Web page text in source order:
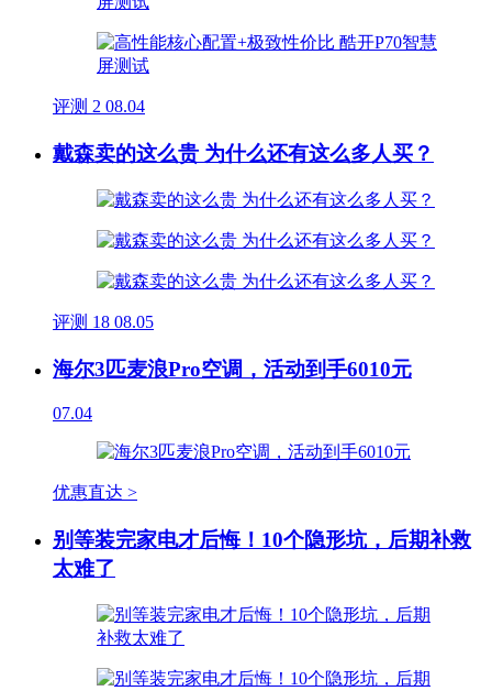
评测 2 08.04
戴森卖的这么贵 为什么还有这么多人买？
评测 18 08.05
海尔3匹麦浪Pro空调，活动到手6010元
07.04
优惠直达 >
别等装完家电才后悔！10个隐形坑，后期补救
太难了